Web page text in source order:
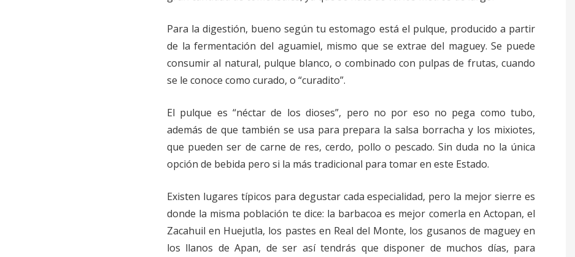
Para la digestión, bueno según tu estomago está el pulque, producido a partir
de la fermentación del aguamiel, mismo que se extrae del maguey. Se puede
consumir al natural, pulque blanco, o combinado con pulpas de frutas, cuando
se le conoce como curado, o “curadito”.
El pulque es “néctar de los dioses”, pero no por eso no pega como tubo,
además de que también se usa para prepara la salsa borracha y los mixiotes,
que pueden ser de carne de res, cerdo, pollo o pescado. Sin duda no la única
opción de bebida pero si la más tradicional para tomar en este Estado.
Existen lugares típicos para degustar cada especialidad, pero la mejor sierre es
donde la misma población te dice: la barbacoa es mejor comerla en Actopan, el
Zacahuil en Huejutla, los pastes en Real del Monte, los gusanos de maguey en
los llanos de Apan, de ser así tendrás que disponer de muchos días, para